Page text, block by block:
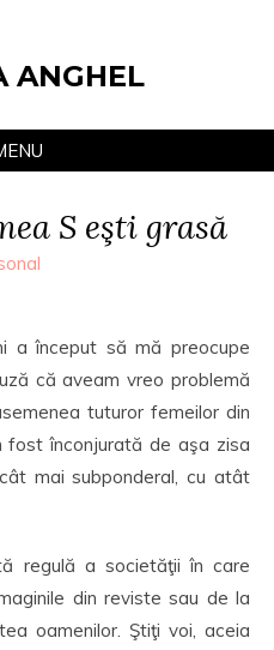
ANGHEL
S eşti grasă
a început să mă preocupe
că aveam vreo problemă
tuturor femeilor din
fost înconjurată de aşa zisa
mai subponderal, cu atât
regulă a societăţii în care
din reviste sau de la
oamenilor. Ştiţi voi, aceia